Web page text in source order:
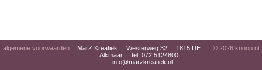
algemene voorwaarden
MarZ Kreatiek Westerweg 32 1815 DE
Alkmaar tel. 072 5124800
info@marzkreatiek.nl
© 2026 knoop.nl